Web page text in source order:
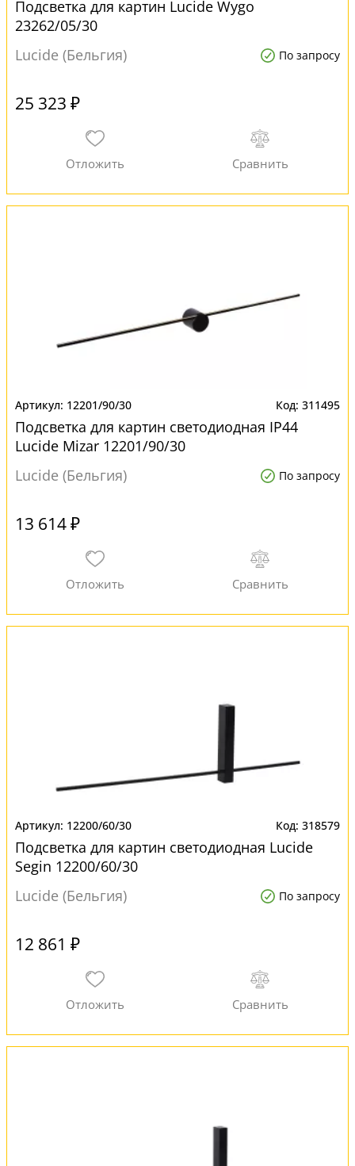
Подсветка для картин Lucide Wygo
23262/05/30
Lucide (Бельгия)
По запросу
25 323 ₽
12201/90/30 311495
Подсветка для картин светодиодная IP44
Lucide Mizar 12201/90/30
Lucide (Бельгия)
По запросу
13 614 ₽
12200/60/30 318579
Подсветка для картин светодиодная Lucide
Segin 12200/60/30
Lucide (Бельгия)
По запросу
12 861 ₽